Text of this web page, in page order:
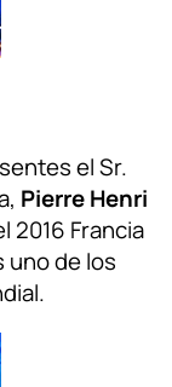
el Sr.
Pierre Henri
2016 Francia
uno de los